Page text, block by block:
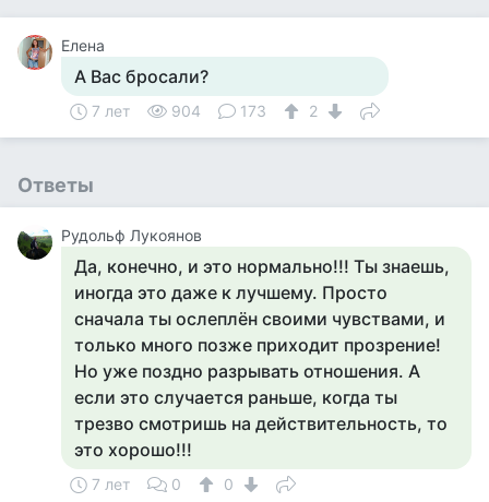
Елена
А Вас бросали?
7 лет 904 173 2
Ответы
Рудольф Лукоянов
Да, конечно, и это нормально!!! Ты знаешь,
иногда это даже к лучшему. Просто
сначала ты ослеплён своими чувствами, и
только много позже приходит прозрение!
Но уже поздно разрывать отношения. А
если это случается раньше, когда ты
трезво смотришь на действительность, то
это хорошо!!!
7 лет 0 0